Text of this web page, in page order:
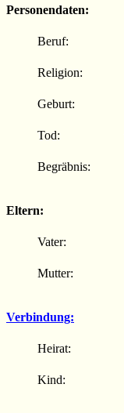
Personendaten:
Beruf:
Religion:
Geburt:
Tod:
Begräbnis:
Eltern:
Vater:
Mutter:
Verbindung:
Heirat:
Kind: